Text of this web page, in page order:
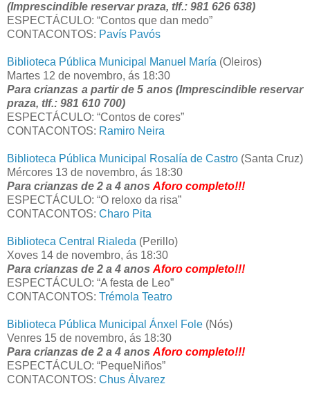
(Imprescindible reservar praza, tlf.: 981 626 638)
ESPECTÁCULO: “Contos que dan medo”
CONTACONTOS: Pavís Pavós
Biblioteca Pública Municipal Manuel María (Oleiros)
Martes 12 de novembro, ás 18:30
Para crianzas a partir de 5 anos (Imprescindible reservar
praza, tlf.: 981 610 700)
ESPECTÁCULO: “Contos de cores”
CONTACONTOS: Ramiro Neira
Biblioteca Pública Municipal Rosalía de Castro (Santa Cruz)
Mércores 13 de novembro, ás 18:30
Para crianzas de 2 a 4 anos Aforo completo!!!
ESPECTÁCULO: “O reloxo da risa”
CONTACONTOS: Charo Pita
Biblioteca Central Rialeda (Perillo)
Xoves 14 de novembro, ás 18:30
Para crianzas de 2 a 4 anos Aforo completo!!!
ESPECTÁCULO: “A festa de Leo”
CONTACONTOS: Trémola Teatro
Biblioteca Pública Municipal Ánxel Fole (Nós)
Venres 15 de novembro, ás 18:30
Para crianzas de 2 a 4 anos Aforo completo!!!
ESPECTÁCULO: “PequeNiños”
CONTACONTOS: Chus Álvarez